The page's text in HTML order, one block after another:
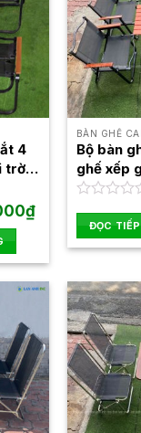
4
trời
₫Giá
hiện
1.050.000₫.
BÀN GHẾ
Bộ bàn
ghế xếp
đẹp giá
xếp
hạng
0
sao
ĐỌC TIẾP